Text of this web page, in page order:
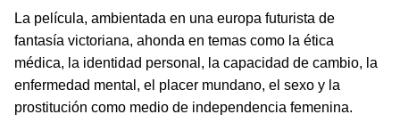
La película, ambientada en una europa futurista de
fantasía victoriana, ahonda en temas como la ética
médica, la identidad personal, la capacidad de cambio, la
enfermedad mental, el placer mundano, el sexo y la
prostitución como medio de independencia femenina.